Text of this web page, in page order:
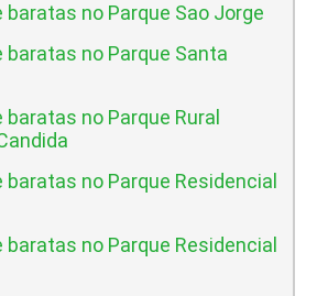
baratas no Parque Sao Jorge
baratas no Parque Santa
no Parque Rural
baratas no Parque Residencial
baratas no Parque Residencial